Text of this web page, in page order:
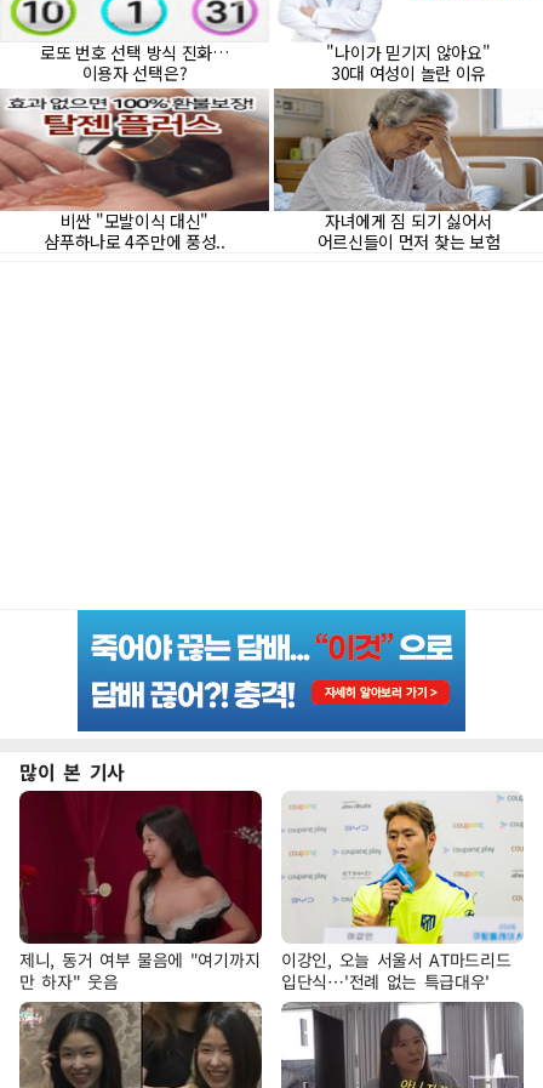
많이 본 기사
제니, 동거 여부 물음에 "여기까지
만 하자" 웃음
이강인, 오늘 서울서 AT마드리드
입단식…'전례 없는 특급대우'